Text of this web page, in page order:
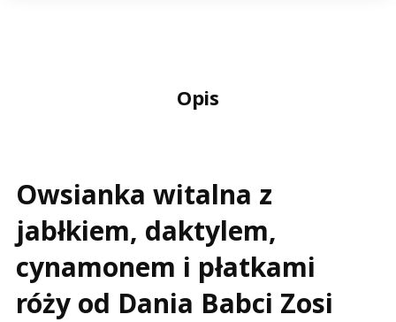
Opis
Owsianka witalna z
jabłkiem, daktylem,
cynamonem i płatkami
róży od Dania Babci Zosi